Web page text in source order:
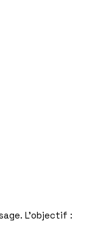
L’objectif :